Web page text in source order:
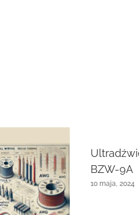
BZW-9A
10 maja, 2024